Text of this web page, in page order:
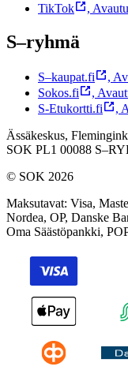
TikTok
,
S–ryhmä
S–kaupat.fi ,
Sokos.fi
,
S-Etukortti.fi
,
Ässäkeskus,
SOK PL1 00088
© SOK 2026
Maksutavat: Visa,
Nordea, OP, Danske
Oma Säästöpankki,